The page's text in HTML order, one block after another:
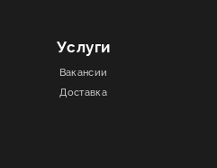
Услуги
Вакансии
Доставка